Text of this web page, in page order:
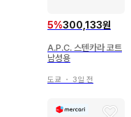
5%300,133원
A.P.C. 스텐카라 코트
남성용
도쿄 ・ 3일 전